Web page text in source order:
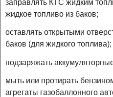
заправлять КТС жидким
жидкое топливо из баков;
оставлять открытыми
баков (для жидкого топлива);
подзаряжать
мыть или протирать
агрегаты газобаллонного